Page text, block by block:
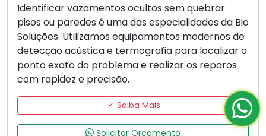
Identificar vazamentos ocultos sem quebrar
pisos ou paredes é uma das especialidades da Bio
Soluções. Utilizamos equipamentos modernos de
detecção acústica e termografia para localizar o
ponto exato do problema e realizar os reparos
com rapidez e precisão.
Saiba Mais
Solicitar Orçamento